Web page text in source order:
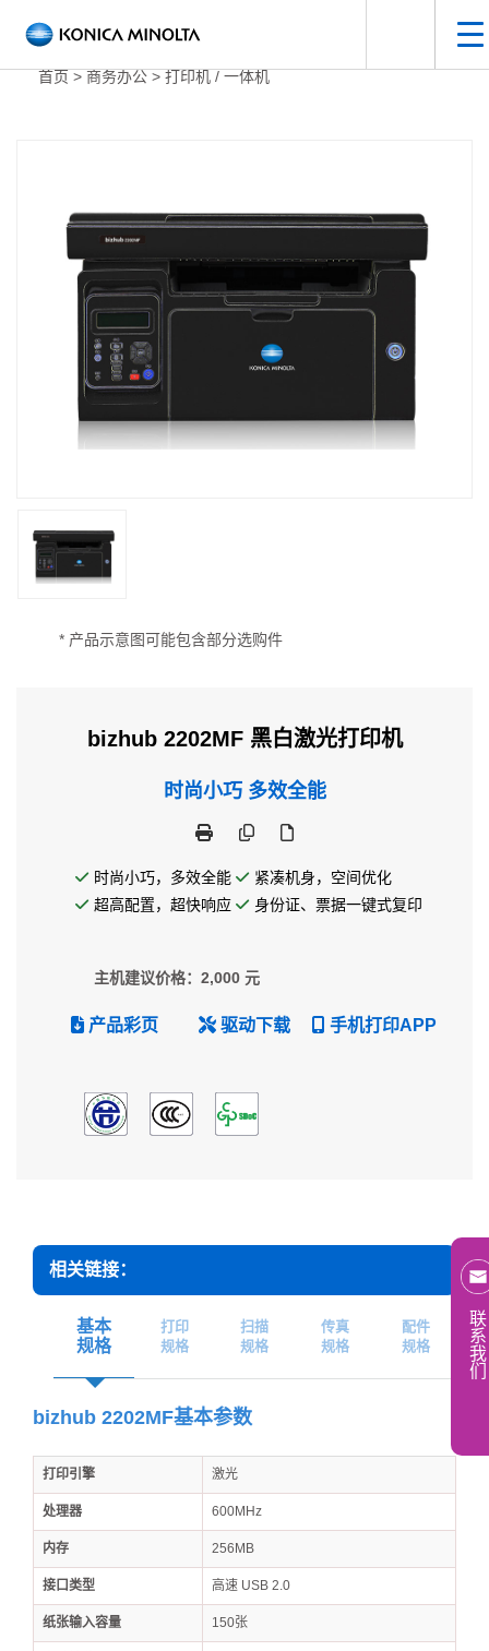
首页 > 商务办公 > 打印机 / 一体机
* 产品示意图可能包含部分选购件
bizhub 2202MF 黑白激光打印机
时尚小巧 多效全能
时尚小巧，多效全能
紧凑机身，空间优化
超高配置，超快响应
身份证、票据一键式复印
主机建议价格：2,000 元
产品彩页 驱动下载 手机打印APP
相关链接：
基本
规格
打印
规格
扫描
规格
传真
规格
配件
规格
bizhub 2202MF基本参数
打印引擎 激光
处理器 600MHz
内存 256MB
接口类型 高速 USB 2.0
纸张输入容量 150张
联
系
我
们